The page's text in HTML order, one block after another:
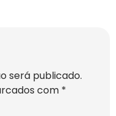
será publicado.
com *